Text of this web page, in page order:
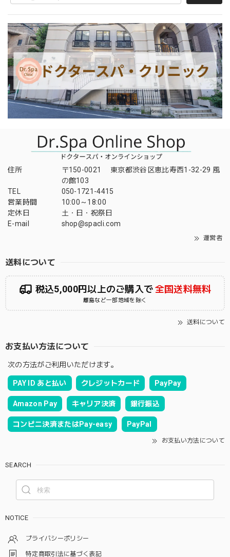
住所
〒150-0021 東京都渋谷区恵比寿西1-32-29 風
の館103
TEL
050-1721-4415
営業時間
10:00～18:00
定休日
土・日・祝祭日
E-mail
shop@spacli.com
運営者
送料について
税込5,000円以上のご購入で全国送料無料
離島など一部地域を除く
送料について
お支払い方法について
次の方法がご利用いただけます。
PAY ID あと払い クレジットカード PayPay
Amazon Pay キャリア決済 銀行振込
コンビニ決済またはPay-easy PayPal
お支払い方法について
SEARCH
NOTICE
プライバシーポリシー
特定商取引法に基づく表記